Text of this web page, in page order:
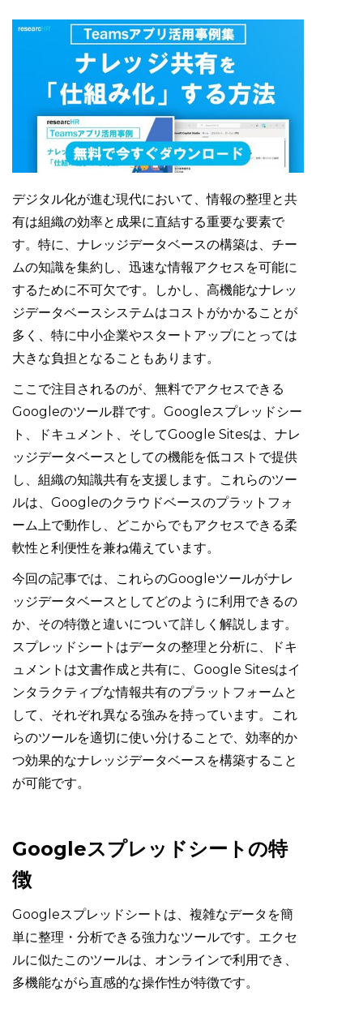
デジタル化が進む現代において、情報の整理と共
有は組織の効率と成果に直結する重要な要素で
す。特に、ナレッジデータベースの構築は、チー
ムの知識を集約し、迅速な情報アクセスを可能に
するために不可欠です。しかし、高機能なナレッ
ジデータベースシステムはコストがかかることが
多く、特に中小企業やスタートアップにとっては
大きな負担となることもあります。
ここで注目されるのが、無料でアクセスできる
Googleのツール群です。Googleスプレッドシー
ト、ドキュメント、そしてGoogle Sitesは、ナレ
ッジデータベースとしての機能を低コストで提供
し、組織の知識共有を支援します。これらのツー
ルは、Googleのクラウドベースのプラットフォ
ーム上で動作し、どこからでもアクセスできる柔
軟性と利便性を兼ね備えています。
今回の記事では、これらのGoogleツールがナレ
ッジデータベースとしてどのように利用できるの
か、その特徴と違いについて詳しく解説します。
スプレッドシートはデータの整理と分析に、ドキ
ュメントは文書作成と共有に、Google Sitesはイ
ンタラクティブな情報共有のプラットフォームと
して、それぞれ異なる強みを持っています。これ
らのツールを適切に使い分けることで、効率的か
つ効果的なナレッジデータベースを構築すること
が可能です。
Googleスプレッドシートの特
徴
Googleスプレッドシートは、複雑なデータを簡
単に整理・分析できる強力なツールです。エクセ
ルに似たこのツールは、オンラインで利用でき、
多機能ながら直感的な操作性が特徴です。